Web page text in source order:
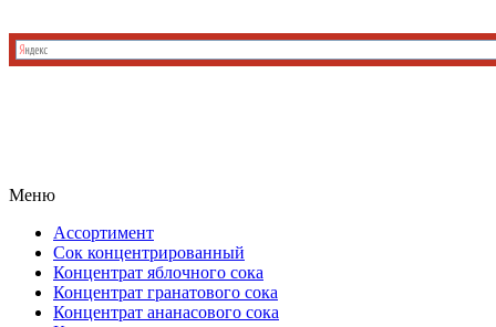
Меню
Ассортимент
Сок концентрированный
Концентрат яблочного сока
Концентрат гранатового сока
Концентрат ананасового сока